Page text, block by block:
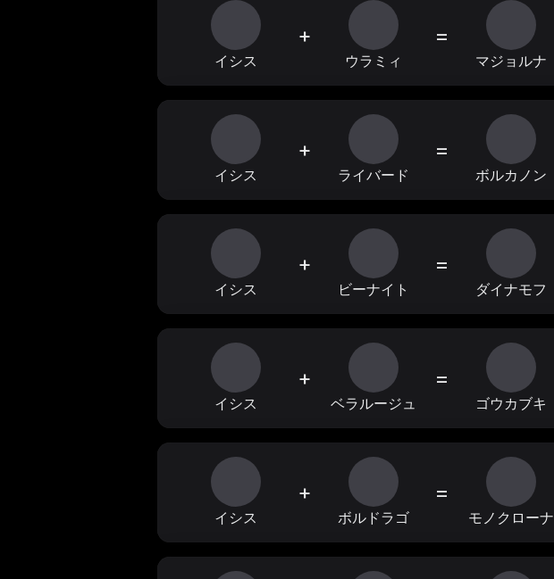
イシス
+
ウラミィ
=
マジョルナ
イシス
+
ライバード
=
ボルカノン
イシス
+
ビーナイト
=
ダイナモフ
イシス
+
ベラルージュ
=
ゴウカブキ
イシス
+
ボルドラゴ
=
モノクローナ